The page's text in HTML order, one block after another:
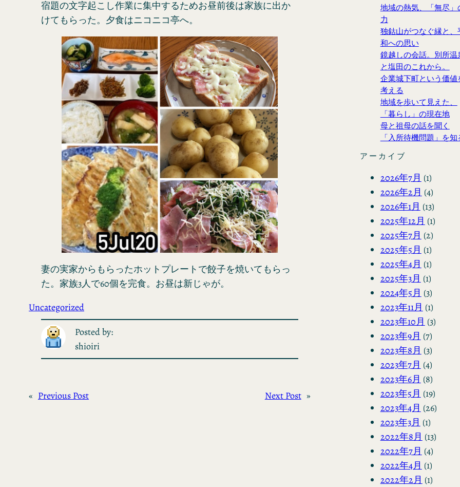
宿題の文字起こし作業に集中するためお昼前後は家族に出か
けてもらった。夕食はニコニコ亭へ。
妻の実家からもらったホットプレートで餃子を焼いてもらっ
た。家族3人で60個を完食。お昼は新じゃが。
Uncategorized
Posted by:
shioiri
« Previous Post Next Post »
地域の熱気、「無尽」
力
独鈷山がつなぐ縁と、
和への思い
鏡越しの会話。別所温
と塩田のこれから。
企業城下町という価値
考える
地域を歩いて見えた、
「暮らし」の現在地
母と祖母の話を聞く
「入所待機問題」を知
アーカイブ
2026年7月 (1)
2026年2月 (4)
2026年1月 (13)
2025年12月 (1)
2025年7月 (2)
2025年5月 (1)
2025年4月 (1)
2025年3月 (1)
2024年5月 (3)
2023年11月 (1)
2023年10月 (3)
2023年9月 (7)
2023年8月 (3)
2023年7月 (4)
2023年6月 (8)
2023年5月 (19)
2023年4月 (26)
2023年3月 (1)
2022年8月 (13)
2022年7月 (4)
2022年4月 (1)
2022年2月 (1)